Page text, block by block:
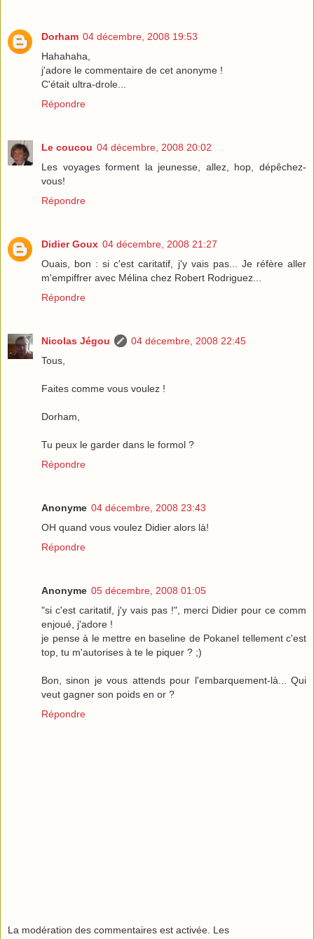
Dorham 04 décembre, 2008 19:53
Hahahaha,
j'adore le commentaire de cet anonyme !
C'était ultra-drole...
Répondre
Le coucou 04 décembre, 2008 20:02
Les voyages forment la jeunesse, allez, hop, dépêchez-
vous!
Répondre
Didier Goux 04 décembre, 2008 21:27
Ouais, bon : si c'est caritatif, j'y vais pas... Je réfère aller
m'empiffrer avec Mélina chez Robert Rodriguez...
Répondre
Nicolas Jégou
04 décembre, 2008 22:45
Tous,
Faites comme vous voulez !
Dorham,
Tu peux le garder dans le formol ?
Répondre
Anonyme 04 décembre, 2008 23:43
OH quand vous voulez Didier alors là!
Répondre
Anonyme 05 décembre, 2008 01:05
"si c'est caritatif, j'y vais pas !", merci Didier pour ce comm
enjoué, j'adore !
je pense à le mettre en baseline de Pokanel tellement c'est
top, tu m'autorises à te le piquer ? ;)
Bon, sinon je vous attends pour l'embarquement-là... Qui
veut gagner son poids en or ?
Répondre
La modération des commentaires est activée. Les